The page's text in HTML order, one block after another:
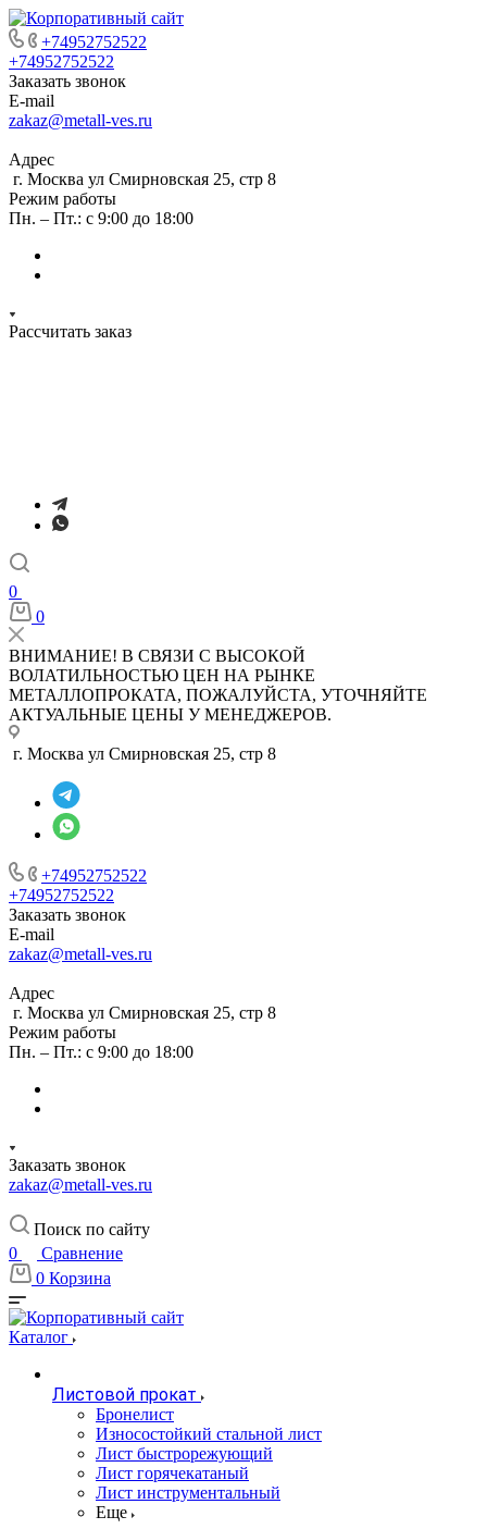
+74952752522
+74952752522
Заказать звонок
E-mail
zakaz@metall-ves.ru
Адрес
г. Москва ул Смирновская 25, стр 8
Режим работы
Пн. – Пт.: с 9:00 до 18:00
Рассчитать заказ
0
0
ВНИМАНИЕ! В СВЯЗИ С ВЫСОКОЙ
ВОЛАТИЛЬНОСТЬЮ ЦЕН НА РЫНКЕ
МЕТАЛЛОПРОКАТА, ПОЖАЛУЙСТА, УТОЧНЯЙТЕ
АКТУАЛЬНЫЕ ЦЕНЫ У МЕНЕДЖЕРОВ.
г. Москва ул Смирновская 25, стр 8
+74952752522
+74952752522
Заказать звонок
E-mail
zakaz@metall-ves.ru
Адрес
г. Москва ул Смирновская 25, стр 8
Режим работы
Пн. – Пт.: с 9:00 до 18:00
Заказать звонок
zakaz@metall-ves.ru
Поиск по сайту
0
Сравнение
0 Корзина
Каталог
Листовой прокат
Бронелист
Износостойкий стальной лист
Лист быстрорежующий
Лист горячекатаный
Лист инструментальный
Еще